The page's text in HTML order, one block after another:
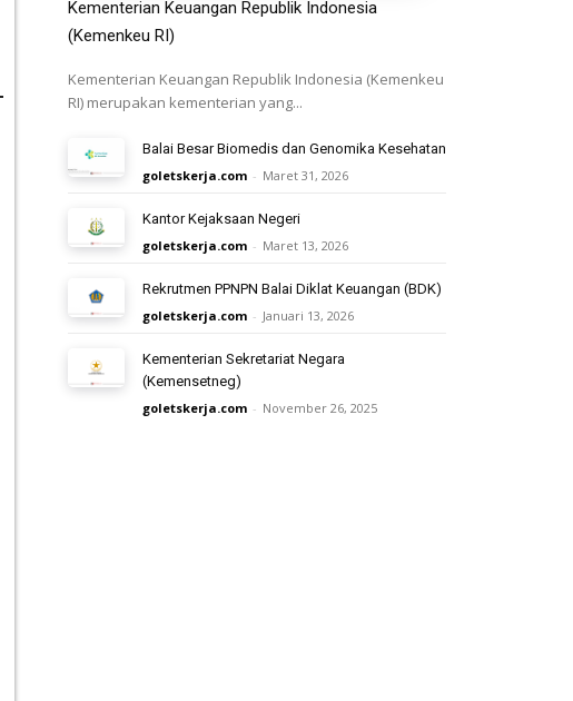
Kementerian Keuangan Republik Indonesia
(Kemenkeu RI)
Kementerian Keuangan Republik Indonesia (Kemenkeu
RI) merupakan kementerian yang...
Balai Besar Biomedis dan Genomika Kesehatan
goletskerja.com - Maret 31, 2026
Kantor Kejaksaan Negeri
goletskerja.com - Maret 13, 2026
Rekrutmen PPNPN Balai Diklat Keuangan (BDK)
goletskerja.com - Januari 13, 2026
Kementerian Sekretariat Negara
(Kemensetneg)
goletskerja.com - November 26, 2025